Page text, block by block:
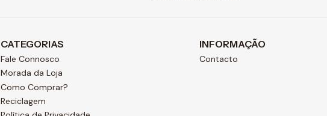
CATEGORIAS
Fale Connosco
Morada da Loja
Como Comprar?
Reciclagem
INFORMAÇÃO
Contacto